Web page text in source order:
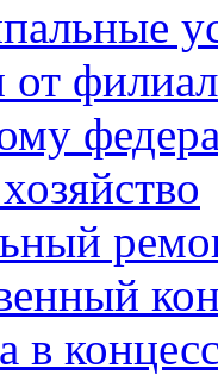
от
в